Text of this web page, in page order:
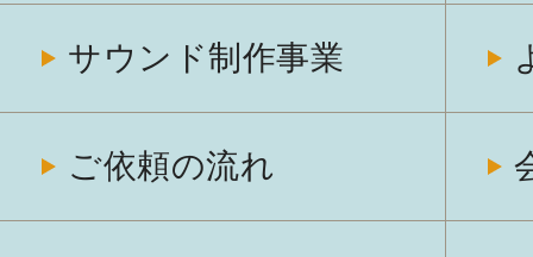
サウンド制作事業
ご依頼の流れ